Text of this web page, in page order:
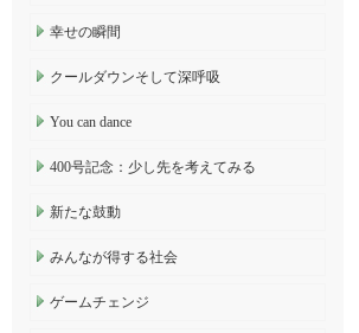
幸せの瞬間
クールダウンそして深呼吸
You can dance
400号記念：少し先を考えてみる
新たな鼓動
みんなが得する社会
ゲームチェンジ